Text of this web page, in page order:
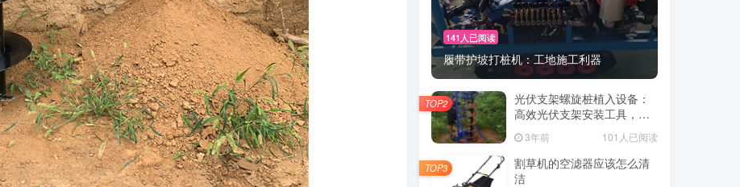
141人已阅读
履带护坡打桩机：工地施工利器
光伏支架螺旋桩植入设备：
高效光伏支架安装工具，螺
3年前 101人已阅读
TOP2
割草机的空滤器应该怎么清
洁
TOP3